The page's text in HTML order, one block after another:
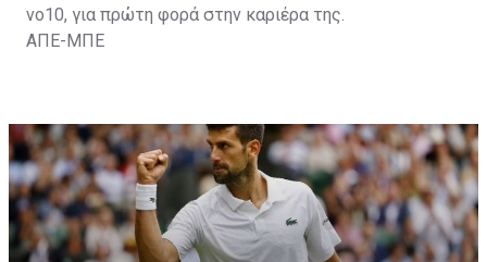
νο10, για πρώτη φορά στην καριέρα της.
ΑΠΕ-ΜΠΕ